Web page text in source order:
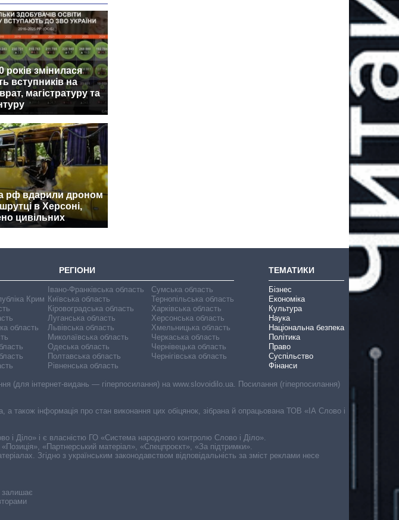
років змінилася
вступників на
магістратуру та
рф вдарили дроном
в Херсоні,
цивільних
РЕГІОНИ
Крим
область
Івано-Франківська область
Київська область
Кіровоградська область
Луганська область
Львівська область
Миколаївська область
Одеська область
Полтавська область
Рівненська область
Сумська область
Тернопільська область
Харківська область
Херсонська область
Хмельницька область
Черкаська область
Чернівецька область
Чернігівська область
ТЕМАТИКИ
Бізнес
Економіка
Культура
Наука
Національна безпека
Політика
Право
Суспільство
Фінанси
залишає
(для інтернет-видань — гіперпосилання) на www.slovoidilo.ua. Посилання (гіперпосилання)
а також інформація про стан виконання цих обіцянок, зібрана й опрацьована ТОВ «ІА Слово і
і Діло» і є власністю ГО «Система народного контролю Слово і Діло».
«Партнерський матеріал», «Спецпроєкт», «За підтримки».
Згідно з українським законодавством відповідальність за зміст реклами несе